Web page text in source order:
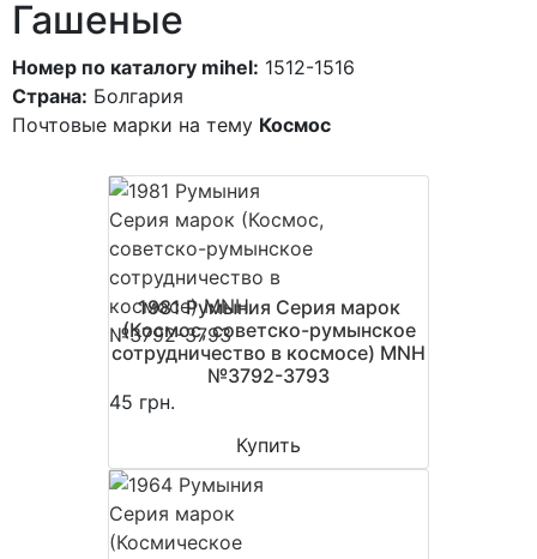
Гашеные
Номер по каталогу mihel: 1512-1516
Страна: Болгария
Почтовые марки на тему Космос
1981 Румыния Серия марок
(Космос, советско-румынское
сотрудничество в космосе) MNH
№3792-3793
45 грн.
Купить